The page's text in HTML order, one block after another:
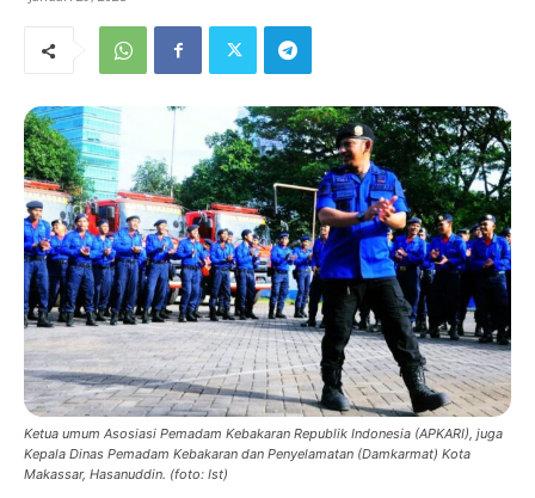
Ketua umum Asosiasi Pemadam Kebakaran Republik Indonesia (APKARI), juga
Kepala Dinas Pemadam Kebakaran dan Penyelamatan (Damkarmat) Kota
Makassar, Hasanuddin. (foto: Ist)